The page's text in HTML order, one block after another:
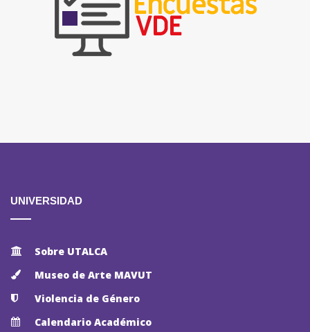
UNIVERSIDAD
Sobre UTALCA
Museo de Arte MAVUT
Violencia de Género
Calendario Académico